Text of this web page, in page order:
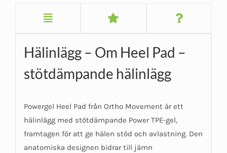
Hälinlägg – Om Heel Pad –
stötdämpande hälinlägg
Powergel Heel Pad från Ortho Movement är ett
hälinlägg med stötdämpande Power TPE-gel,
framtagen för att ge hälen stöd och avlastning. Den
anatomiska designen bidrar till jämn